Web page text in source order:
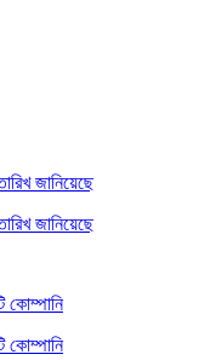
জানিয়েছে
জানিয়েছে
কোম্পানি
কোম্পানি